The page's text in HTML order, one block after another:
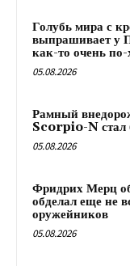
Голубь мира с
выпрашивает у
как-то очень
05.08.2026
Рамный
Scorpio-N стал
05.08.2026
Фридрих Мерц
обделал еще не
оружейников
05.08.2026